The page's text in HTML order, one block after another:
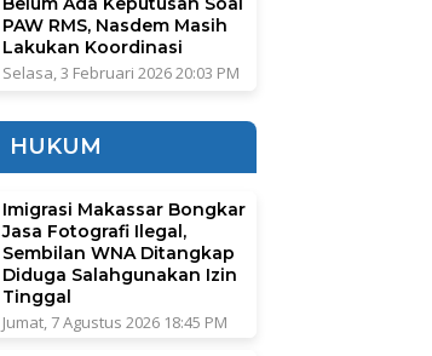
PAW RMS, Nasdem Masih
Lakukan Koordinasi
Selasa, 3 Februari 2026 20:03 PM
HUKUM
Imigrasi Makassar Bongkar
Jasa Fotografi Ilegal,
Sembilan WNA Ditangkap
Diduga Salahgunakan Izin
Tinggal
Jumat, 7 Agustus 2026 18:45 PM